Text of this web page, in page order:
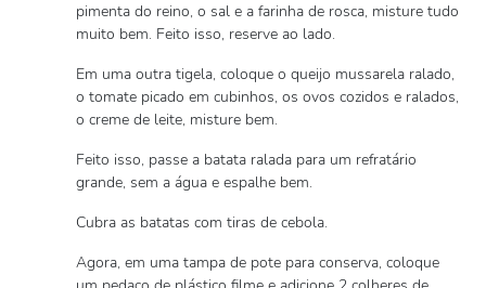
pimenta do reino, o sal e a farinha de rosca, misture tudo
muito bem. Feito isso, reserve ao lado.
Em uma outra tigela, coloque o queijo mussarela ralado,
o tomate picado em cubinhos, os ovos cozidos e ralados,
o creme de leite, misture bem.
Feito isso, passe a batata ralada para um refratário
grande, sem a água e espalhe bem.
Cubra as batatas com tiras de cebola.
Agora, em uma tampa de pote para conserva, coloque